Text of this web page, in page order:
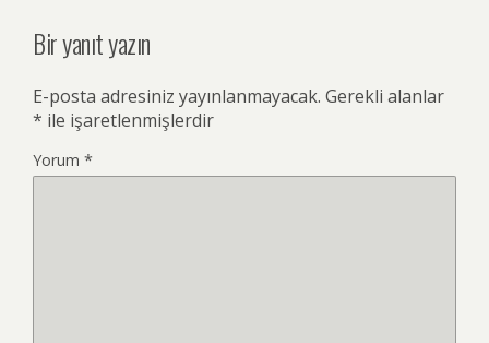
Bir yanıt yazın
E-posta adresiniz yayınlanmayacak. Gerekli alanlar
* ile işaretlenmişlerdir
Yorum *